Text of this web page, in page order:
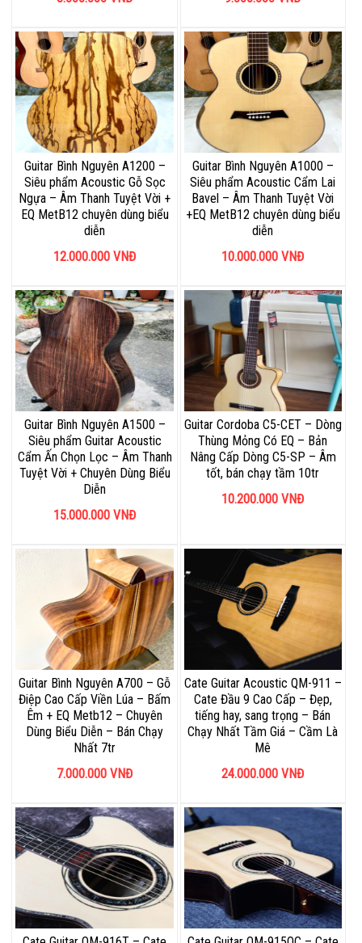
Guitar Bình Nguyên A1200 –
Siêu phẩm Acoustic Gỗ Sọc
Ngựa – Âm Thanh Tuyệt Vời +
EQ MetB12 chuyên dùng biểu
diễn
12.000.000 VNĐ
Guitar Bình Nguyên A1000 –
Siêu phẩm Acoustic Cẩm Lai
Bavel – Âm Thanh Tuyệt Vời
+EQ MetB12 chuyên dùng biểu
diễn
10.000.000 VNĐ
Guitar Bình Nguyên A1500 –
Siêu phẩm Guitar Acoustic
Cẩm Ấn Chọn Lọc – Âm Thanh
Tuyệt Vời + Chuyên Dùng Biểu
Diễn
15.000.000 VNĐ
Guitar Cordoba C5-CET – Dòng
Thùng Mỏng Có EQ – Bản
Nâng Cấp Dòng C5-SP – Âm
tốt, bán chạy tầm 10tr
10.200.000 VNĐ
Guitar Bình Nguyên A700 – Gỗ
Điệp Cao Cấp Viền Lúa – Bấm
Êm + EQ Metb12 – Chuyên
Dùng Biểu Diễn – Bán Chạy
Nhất 7tr
7.000.000 VNĐ
Cate Guitar Acoustic QM-911 –
Cate Đầu 9 Cao Cấp – Đẹp,
tiếng hay, sang trọng – Bán
Chạy Nhất Tầm Giá – Cầm Là
Mê
24.000.000 VNĐ